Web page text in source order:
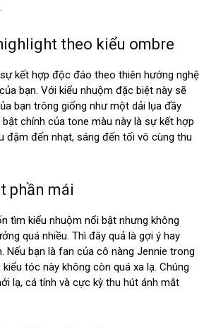
theo kiểu ombre
kết hợp độc đáo theo thiên hướng nghệ
bạn. Với kiểu nhuộm đặc biệt này sẽ
bạn trông giống như một dải lụa đầy
chính của tone màu này là sự kết hợp
đậm đến nhạt, sáng đến tối vô cùng thu
phần mái
tìm kiểu nhuộm nổi bật nhưng không
quá nhiều. Thì đây quả là gợi ý hay
Nếu bạn là fan của cô nàng Jennie trong
tóc này không còn quá xa lạ. Chúng
lạ, cá tính và cực kỳ thu hút ánh mắt